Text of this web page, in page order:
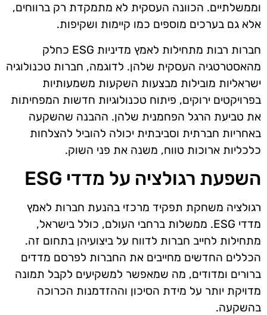
וממשלתיים. הכוונה העסקית לא מתמקדת רק ברווחים,
אלא גם בערכים מוספים כמו קיימות ושקיפות.
חברות רבות מתחילות לאמץ מדיניות ESG כחלק
מהאסטרטגיה העסקית שלהן. לדוגמה, חברות טכנולוגיה
ישראליות מובילות מבצעות השקעות משמעותיות
בפרויקטים ירוקים, פיתוח טכנולוגיות חדשות המפחיתות
את טביעת הרגל הפחמנית שלהן. ההבנה שהשקעה
באחריות חברתית וסביבתית יכולה להוביל להצלחות
כלכליות ארוכות טווח, משנה את פני השוק.
השפעת רגולציה על מדדי ESG
רגולציה משחקת תפקיד מרכזי בהנעת חברות לאמץ
מדדי ESG. ממשלות ברחבי העולם, כולל בישראל,
מתחילות לחייב חברות לדווח על ביצועיהן בתחום זה.
הכללים החדשים מחייבים את החברות לפרסם מדדים
ברורים ומדודים, מה שמאפשר למשקיעים לקבל תמונה
מדויקת יותר על מידת הסיכון וההזדמנות הכרוכה
בהשקעה.